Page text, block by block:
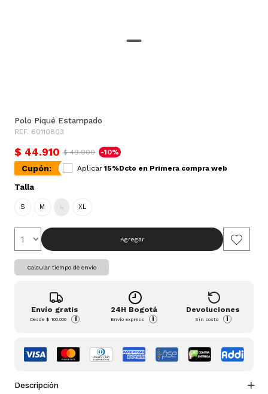
Polo Piqué Estampado
REF. 60110803
$ 44.910 $ 49.900 -10%
Cupón: Aplicar 15%Dcto en Primera compra web
Talla
S M L XL
Agregar
Calcular tiempo de envío
Envío gratis
Desde$ 100.000 i
24H Bogotá
Envío express i
Devoluciones
Sin costo i
Descripción